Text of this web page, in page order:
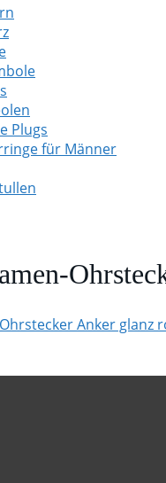
Plugs
für Männer